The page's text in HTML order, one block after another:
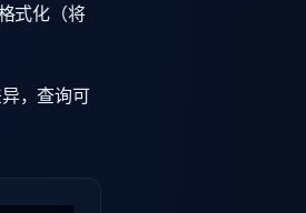
式化（将
，查询可